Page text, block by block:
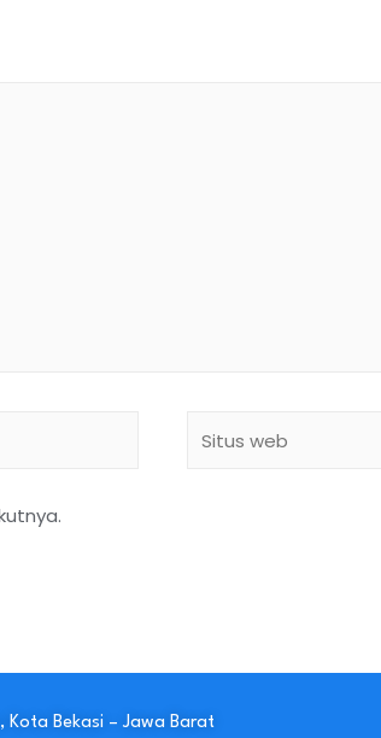
Kota Bekasi – Jawa Barat